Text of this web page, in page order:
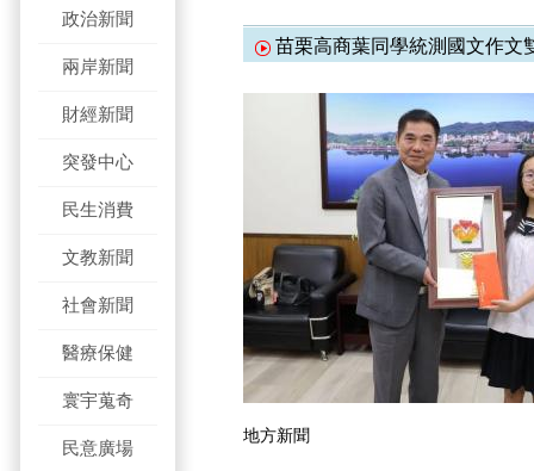
政治新聞
兩岸新聞
財經新聞
突發中心
民生消費
文教新聞
社會新聞
醫療保健
寰宇蒐奇
民意廣場
苗栗高商葉同學統測國文作
地方新聞